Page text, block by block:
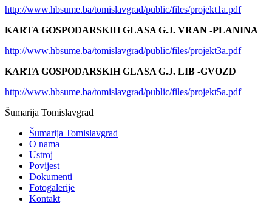
http://www.hbsume.ba/tomislavgrad/public/files/projekt1a.pdf
KARTA GOSPODARSKIH GLASA G.J. VRAN -PLANINA
http://www.hbsume.ba/tomislavgrad/public/files/projekt3a.pdf
KARTA GOSPODARSKIH GLASA G.J. LIB -GVOZD
http://www.hbsume.ba/tomislavgrad/public/files/projekt5a.pdf
Šumarija Tomislavgrad
Šumarija Tomislavgrad
O nama
Ustroj
Povijest
Dokumenti
Fotogalerije
Kontakt